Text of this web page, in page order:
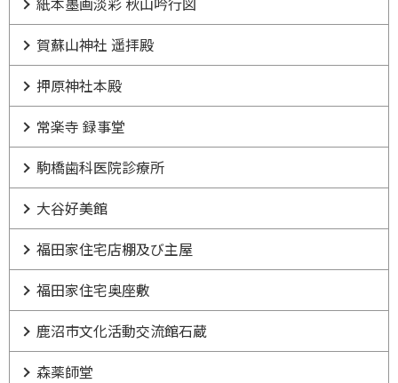
賀蘇山神社 遥拝殿
押原神社本殿
常楽寺 録事堂
駒橋歯科医院診療所
大谷好美館
福田家住宅店棚及び主屋
福田家住宅奥座敷
鹿沼市文化活動交流館石蔵
森薬師堂